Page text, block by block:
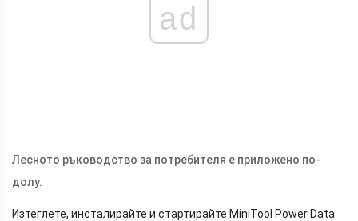
ad
Лесното ръководство за потребителя е приложено по-
долу.
Изтеглете, инсталирайте и стартирайте MiniTool Power Data